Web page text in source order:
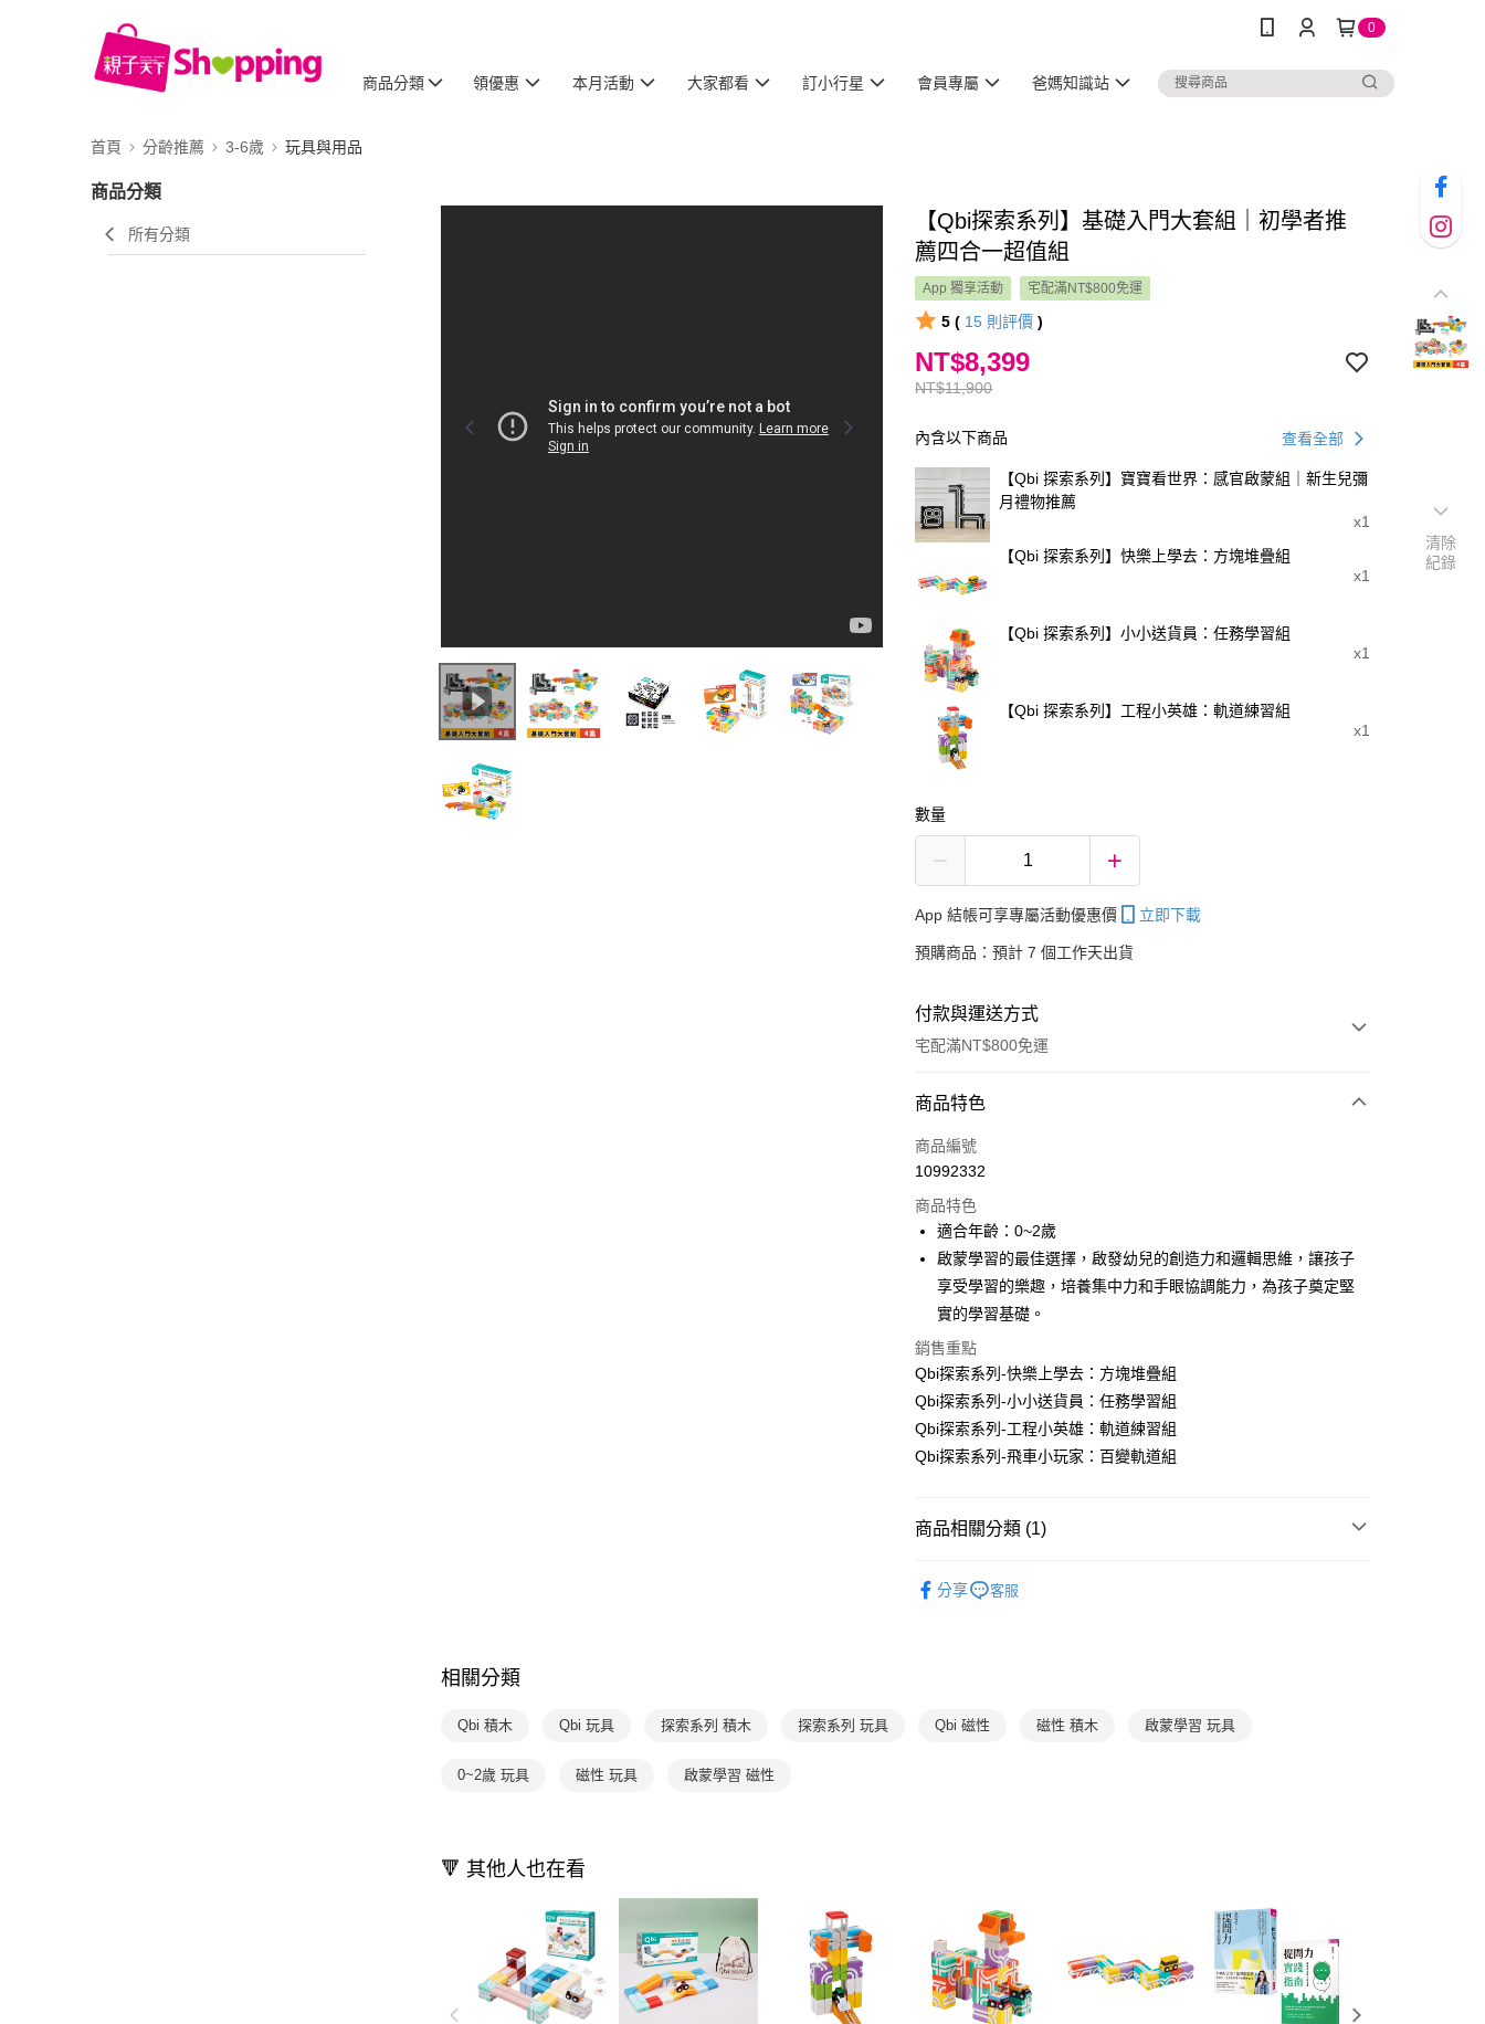
0
商品分類 領優惠 本月活動 大家都看 訂小行星 會員專屬 爸媽知識站
首頁 分齡推薦 3-6歲 玩具與用品
商品分類
所有分類
【Qbi探索系列】基礎入門大套組｜初學者推
薦四合一超值組
App 獨享活動 宅配滿NT$800免運
5 ( 15 則評價 )
NT$11,900
NT$8,399
內含以下商品 查看全部
【Qbi 探索系列】寶寶看世界：感官啟蒙組｜新生兒彌
月禮物推薦
x1
【Qbi 探索系列】快樂上學去：方塊堆疊組
x1
【Qbi 探索系列】小小送貨員：任務學習組
x1
【Qbi 探索系列】工程小英雄：軌道練習組
x1
數量
App 結帳可享專屬活動優惠價 立即下載
預購商品：預計 7 個工作天出貨
付款與運送方式
宅配滿NT$800免運
付款方式
信用卡一次付款
Apple Pay
大哥付你分期
相關說明
【大哥付你分期使用說明】
2.付款方式選擇「大哥付你分期」，訂單成立後會自動跳轉到大哥付的交易
流程，驗證手機門號後，選擇欲分期的期數、繳款截止日，確認付款後即
完成交易。
3.實際核准額度、可分期數及費用金額請依後續交易確認頁面所載為準。
4.訂單成立30分鐘內，如未前往確認交易或遇審核未通過，訂單將自動取
消。如遇「轉專審核」未通過狀況，表示未達大哥付你分期系統評分，恕
醒簡訊。
用，由本公司與您本人進行分期帳單所需資料之確認、核對及更正。
相關說明
【關於「AFTEE先享後付」】
AFTEE先享後付是「在收到商品之後才付款」的支付方式。 讓您購物簡單
１．簡單：不需註冊會員、不需綁卡、不需儲值。
２．便利：只要手機號碼，簡訊認證，即可結帳。
【「AFTEE先享後付」結帳流程】
１．於結帳方式選擇「AFTEE先享後付」後，將跳轉至「AFTEE先享後
３．收到繳費通知簡訊後14天內，點擊此簡訊中的連結，可透過四大超商
是否繳費成功／繳費後需取消欲退款等相關疑問，請聯繫「AFTEE先享後
付客戶支援中心」
https://netprotections.freshdesk.com/support/home
「AFTEE先享後付」，若未經同意申辦者引起之損失，本公司不負相關責
４．使用「AFTEE先享後付」時，將依據個別帳號之用戶狀況，依本公司
即時審查核予不同之上限額度；若仍有額度不足之情形，本公司將視審查
結果請求用戶進行身份認證。
５．嚴禁一人註冊多個帳號或使用他人資訊註冊。若發現惡意使用之情
ATM付款
運送方式
每筆NT$70，滿NT$800(含以上)免運費
商品特色
商品編號
10992332
商品特色
適合年齡：0~2歲
啟蒙學習的最佳選擇，啟發幼兒的創造力和邏輯思維，讓孩子
享受學習的樂趣，培養集中力和手眼協調能力，為孩子奠定堅
實的學習基礎。
銷售重點
Qbi探索系列-快樂上學去：方塊堆疊組
Qbi探索系列-小小送貨員：任務學習組
Qbi探索系列-工程小英雄：軌道練習組
Qbi探索系列-飛車小玩家：百變軌道組
商品相關分類 (1)
分享
客服
相關分類
Qbi 積木 Qbi 玩具 探索系列 積木 探索系列 玩具 Qbi 磁性 磁性 積木 啟蒙學習 玩具
0~2歲 玩具 磁性 玩具 啟蒙學習 磁性
🔻 其他人也在看
清除
紀錄